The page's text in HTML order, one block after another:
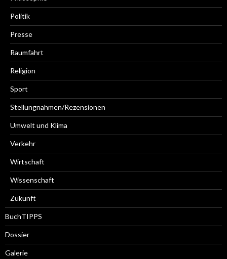
Politik
Presse
Raumfahrt
Religion
Sport
Stellungnahmen/Rezensionen
Umwelt und Klima
Verkehr
Wirtschaft
Wissenschaft
Zukunft
BuchTIPPS
Dossier
Galerie